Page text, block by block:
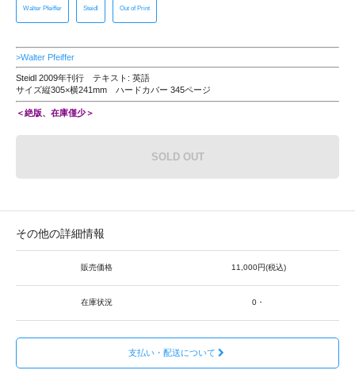
Walter Pfeiffer Steidl Out of Print
>Walter Pfeiffer
Steidl 2009年刊行 テキスト: 英語
サイズ縦305×横241mm ハードカバー 345ページ
＜絶版、在庫僅少＞
SOLD OUT
その他の詳細情報
販売価格 11,000円(税込)
在庫状況 0・
支払い・配送について